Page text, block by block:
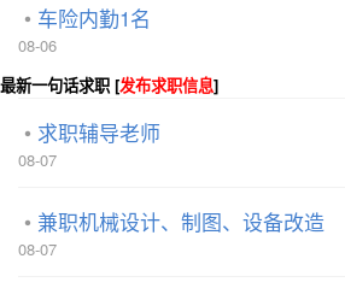
车险内勤1名
08-06
最新一句话求职 [发布求职信息]
求职辅导老师
08-07
兼职机械设计、制图、设备改造
08-07